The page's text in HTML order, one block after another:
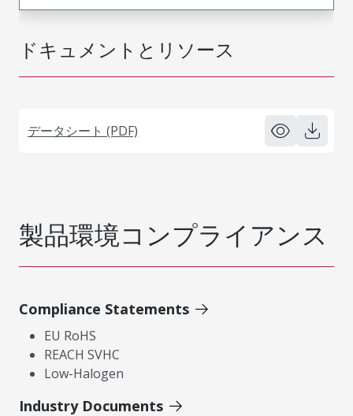
ドキュメントとリソース
データシート (PDF)
製品環境コンプライアンス
Compliance Statements
EU RoHS
REACH SVHC
Low-Halogen
Industry Documents